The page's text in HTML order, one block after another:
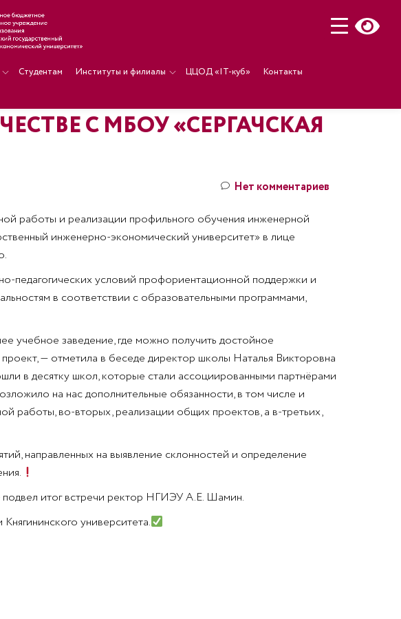
Студентам Институты и филиалы ЦЦОД «IT-куб»
Контакты
С МБОУ «СЕРГАЧСКАЯ
Нет комментариев
работы и реализации профильного обучения инженерной
инженерно-экономический университет» в лице
педагогических условий профориентационной поддержки и
в соответствии с образовательными программами,
учебное заведение, где можно получить достойное
— отметила в беседе директор школы Наталья Викторовна
в десятку школ, которые стали ассоциированными партнёрами
на нас дополнительные обязанности, в том числе и
работы, во-вторых, реализации общих проектов, а в-третьих,
направленных на выявление склонностей и определение
итог встречи ректор НГИЭУ А.Е. Шамин.
университета.